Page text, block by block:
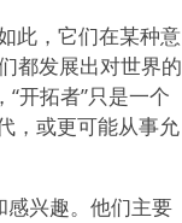
此，它们在某种意
都发展出对世界的
开拓者”只是一个
，或更可能从事允
感兴趣。他们主要